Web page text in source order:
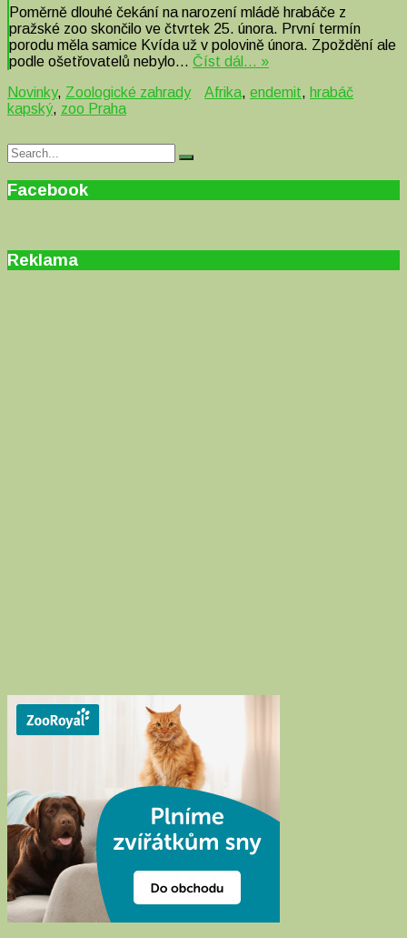
Poměrně dlouhé čekání na narození mládě hrabáče z
pražské zoo skončilo ve čtvrtek 25. února. První termín
porodu měla samice Kvída už v polovině února. Zpoždění ale
podle ošetřovatelů nebylo… Číst dál… »
Novinky, Zoologické zahrady Afrika, endemit, hrabáč
kapský, zoo Praha
Search
for:
Search
Facebook
Reklama